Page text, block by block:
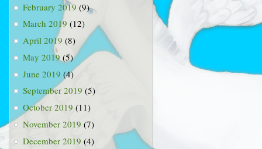
February 2019 (9)
March 2019 (12)
April 2019 (8)
May 2019(5)
June 2019 (4)
September 2019 (5)
October 2019 (11)
November 2019 (7)
December 2019 (4)